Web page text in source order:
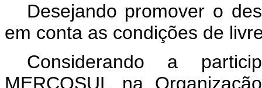
Desejando promover o
em conta as condições de
Considerando a
MERCOSUL na